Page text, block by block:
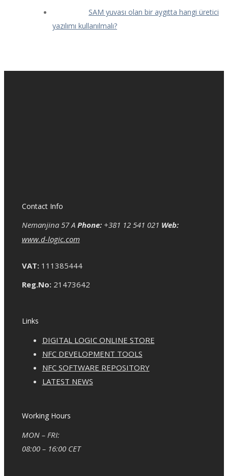
SAM yuvası olan bir aygıtta hangi üretici
yazılımı kullanılmalı?
Contact Info
Nemanjina 57 A Phone:+381 12 541 021 Web:
www.d-logic.com
VAT:111385444
Reg.No:21473642
Links
DIGITAL LOGIC ONLINE STORE
NFC DEVELOPMENT TOOLS
NFC SOFTWARE REPOSITORY
LATEST NEWS
Working Hours
MON – FRI:
08:00 – 16:00 CET